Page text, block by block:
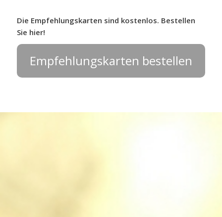
Die Empfehlungskarten sind kostenlos. Bestellen
Sie hier!
Empfehlungskarten bestellen